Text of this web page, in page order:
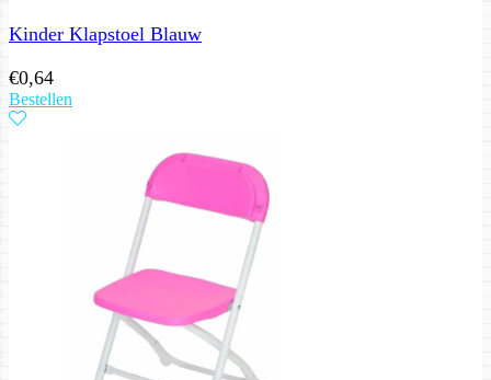
Kinder Klapstoel Blauw
€0,64
Bestellen